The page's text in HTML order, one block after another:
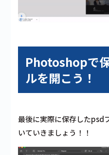
Photoshopで
ルを開こう！
最後に実際に保存した
いていきましょう！！